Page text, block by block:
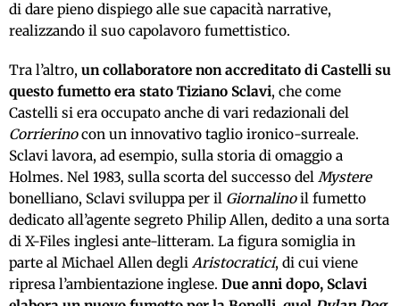
di dare pieno dispiego alle sue capacità narrative,
realizzando il suo capolavoro fumettistico.
Tra l’altro, un collaboratore non accreditato di Castelli su
questo fumetto era stato Tiziano Sclavi, che come
Castelli si era occupato anche di vari redazionali del
Corrierinocon un innovativo taglio ironico-surreale.
Sclavi lavora, ad esempio, sulla storia di omaggio a
Holmes. Nel 1983, sulla scorta del successo del Mystere
bonelliano, Sclavi sviluppa per il Giornalinoil fumetto
dedicato all’agente segreto Philip Allen, dedito a una sorta
di X-Files inglesi ante-litteram. La figura somiglia in
parte al Michael Allen degli Aristocratici, di cui viene
ripresa l’ambientazione inglese. Due anni dopo, Sclavi